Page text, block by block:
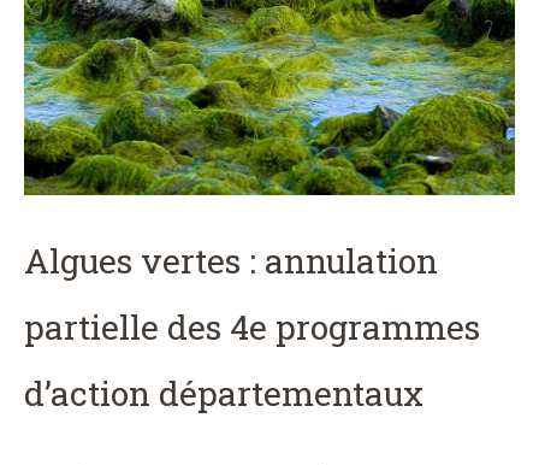
Algues vertes : annulation
partielle des 4e programmes
d’action départementaux